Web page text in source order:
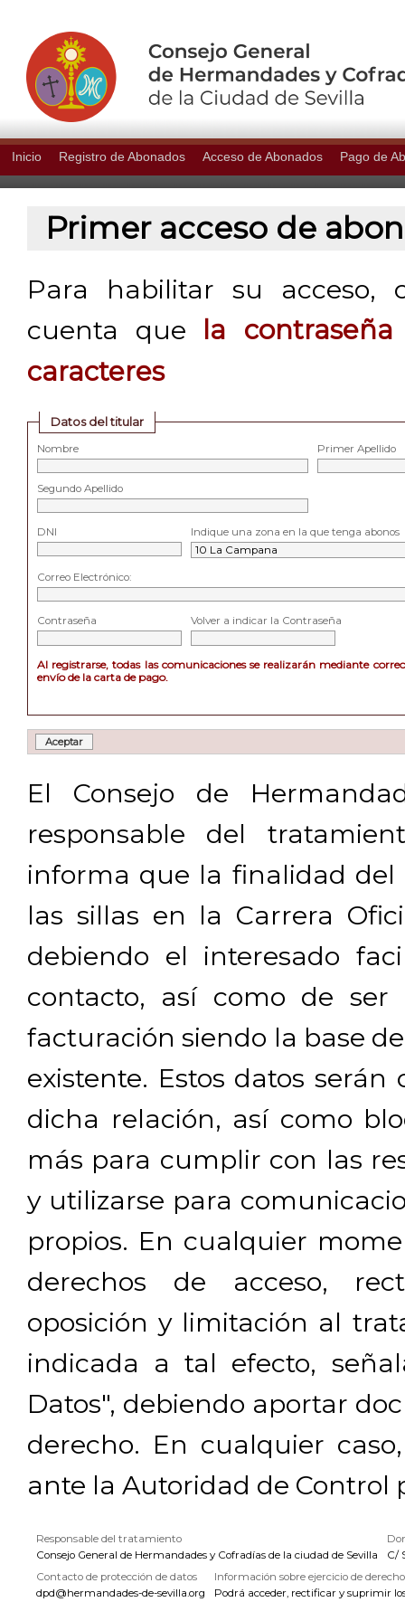
Inicio Registro de Abonados Acceso de Abonados Pago de
Primer acceso de
Para habilitar su acceso,
cuenta que
la
caracteres
Datos del titular
Nombre Primer Apellido
Segundo Apellido
DNI Indique una zona en la que tenga abonos
Correo Electrónico:
Contraseña Volver a indicar la Contraseña
Al registrarse, todas las comunicaciones se realizarán mediante
envío de la carta de pago.
El Consejo de
responsable del
informa que la finalidad del
las sillas en la Carrera
debiendo el interesado
contacto, así como de ser
facturación siendo la base
existente. Estos datos
dicha relación, así como
más para cumplir con las
y utilizarse para
propios. En cualquier
derechos de acceso,
oposición y limitación al
indicada a tal efecto,
Datos", debiendo aportar
derecho. En cualquier
ante la Autoridad de Control
Responsable del tratamiento
Consejo General de Hermandades y Cofradías de la ciudad de Sevilla
C/
Contacto de protección de datos
dpd@hermandades-de-sevilla.org
Información sobre ejercicio de
Podrá acceder, rectificar y suprimir